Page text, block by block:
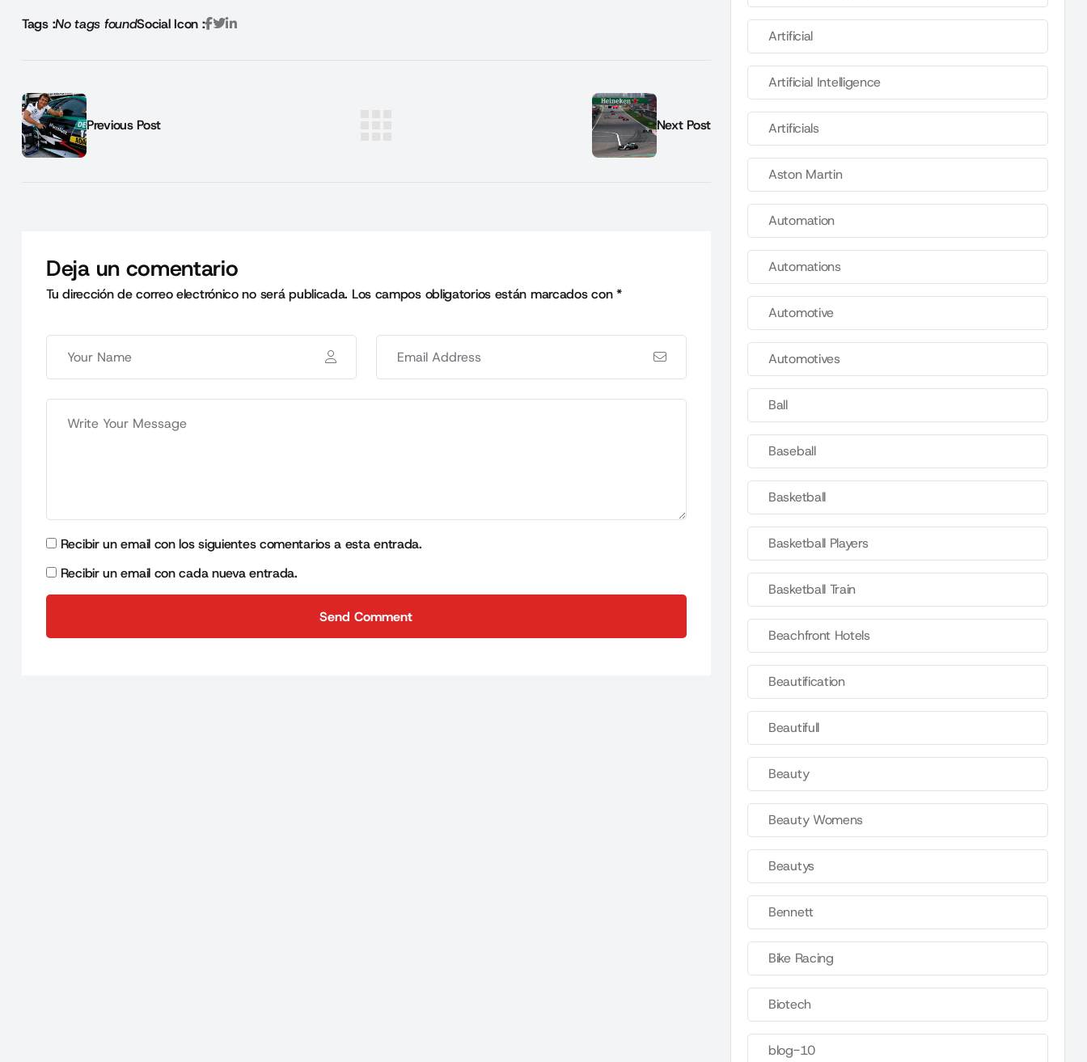
Tags :No tags foundSocial Icon :
Previous Post Next Post
Deja un comentario
Tu dirección de correo electrónico no será publicada. Los campos obligatorios están marcados con*
Recibir un email con los siguientes comentarios a esta entrada.
Recibir un email con cada nueva entrada.
Send Comment
Artificial
Artificial Intelligence
Artificials
Aston Martin
Automation
Automations
Automotive
Automotives
Ball
Baseball
Basketball
Basketball Players
Basketball Train
Beachfront Hotels
Beautification
Beautifull
Beauty
Beauty Womens
Beautys
Bennett
Bike Racing
Biotech
blog-10